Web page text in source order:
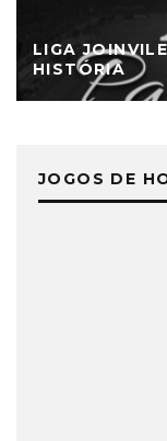
LIGA
HISTÓRIA
JOGOS DE